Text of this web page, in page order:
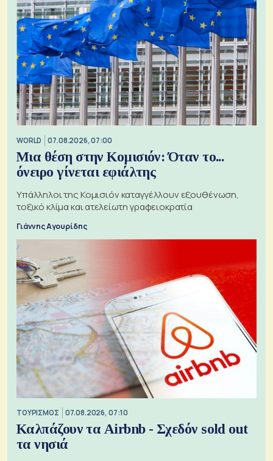
WORLD 07.08.2026, 07:00
Μια θέση στην Κομισιόν: Όταν το...
όνειρο γίνεται εφιάλτης
Υπάλληλοι της Κομισιόν καταγγέλλουν εξουθένωση,
τοξικό κλίμα και ατελείωτη γραφειοκρατία
Γιάννης Αγουρίδης
ΤΟΥΡΙΣΜΟΣ 07.08.2026, 07:10
Καλπάζουν τα Airbnb - Σχεδόν sold out
τα νησιά